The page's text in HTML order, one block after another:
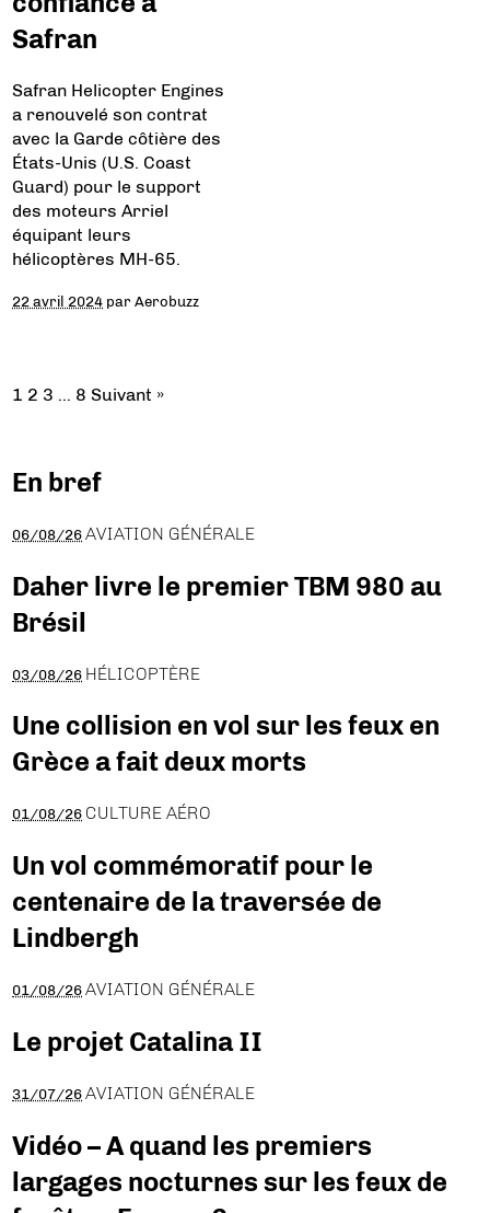
Safran
Safran Helicopter Engines
a renouvelé son contrat
avec la Garde côtière des
États-Unis (U.S. Coast
Guard) pour le support
des moteurs Arriel
équipant leurs
hélicoptères MH-65.
22 avril 2024 parAerobuzz
1 2 3 … 8 Suivant »
En bref
06/08/26 AVIATION GÉNÉRALE
Daher livre le premier TBM 980 au
Brésil
03/08/26 HÉLICOPTÈRE
Une collision en vol sur les feux en
Grèce a fait deux morts
01/08/26 CULTURE AÉRO
Un vol commémoratif pour le
centenaire de la traversée de
Lindbergh
01/08/26 AVIATION GÉNÉRALE
Le projet Catalina II
31/07/26 AVIATION GÉNÉRALE
Vidéo – A quand les premiers
largages nocturnes sur les feux de